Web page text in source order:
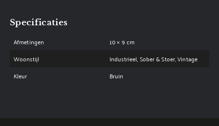
Specificaties
Afmetingen
10 × 9 cm
Woonstijl
Industrieel, Sober & Stoer, Vintage
Kleur
Bruin